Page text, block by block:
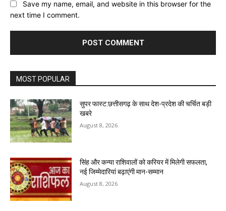
Save my name, email, and website in this browser for the
next time I comment.
MOST POPULAR
सुपर फास्ट:छत्तीसगढ़ के साथ देश-प्रदेश की चर्चित बड़ी
खबरे
August 8, 2026
सिंह और कन्या राशिवालों को करियर में मिलेगी सफलता,
नई जिम्मेदारियां बढ़ाएंगी मान-सम्मान
August 8, 2026